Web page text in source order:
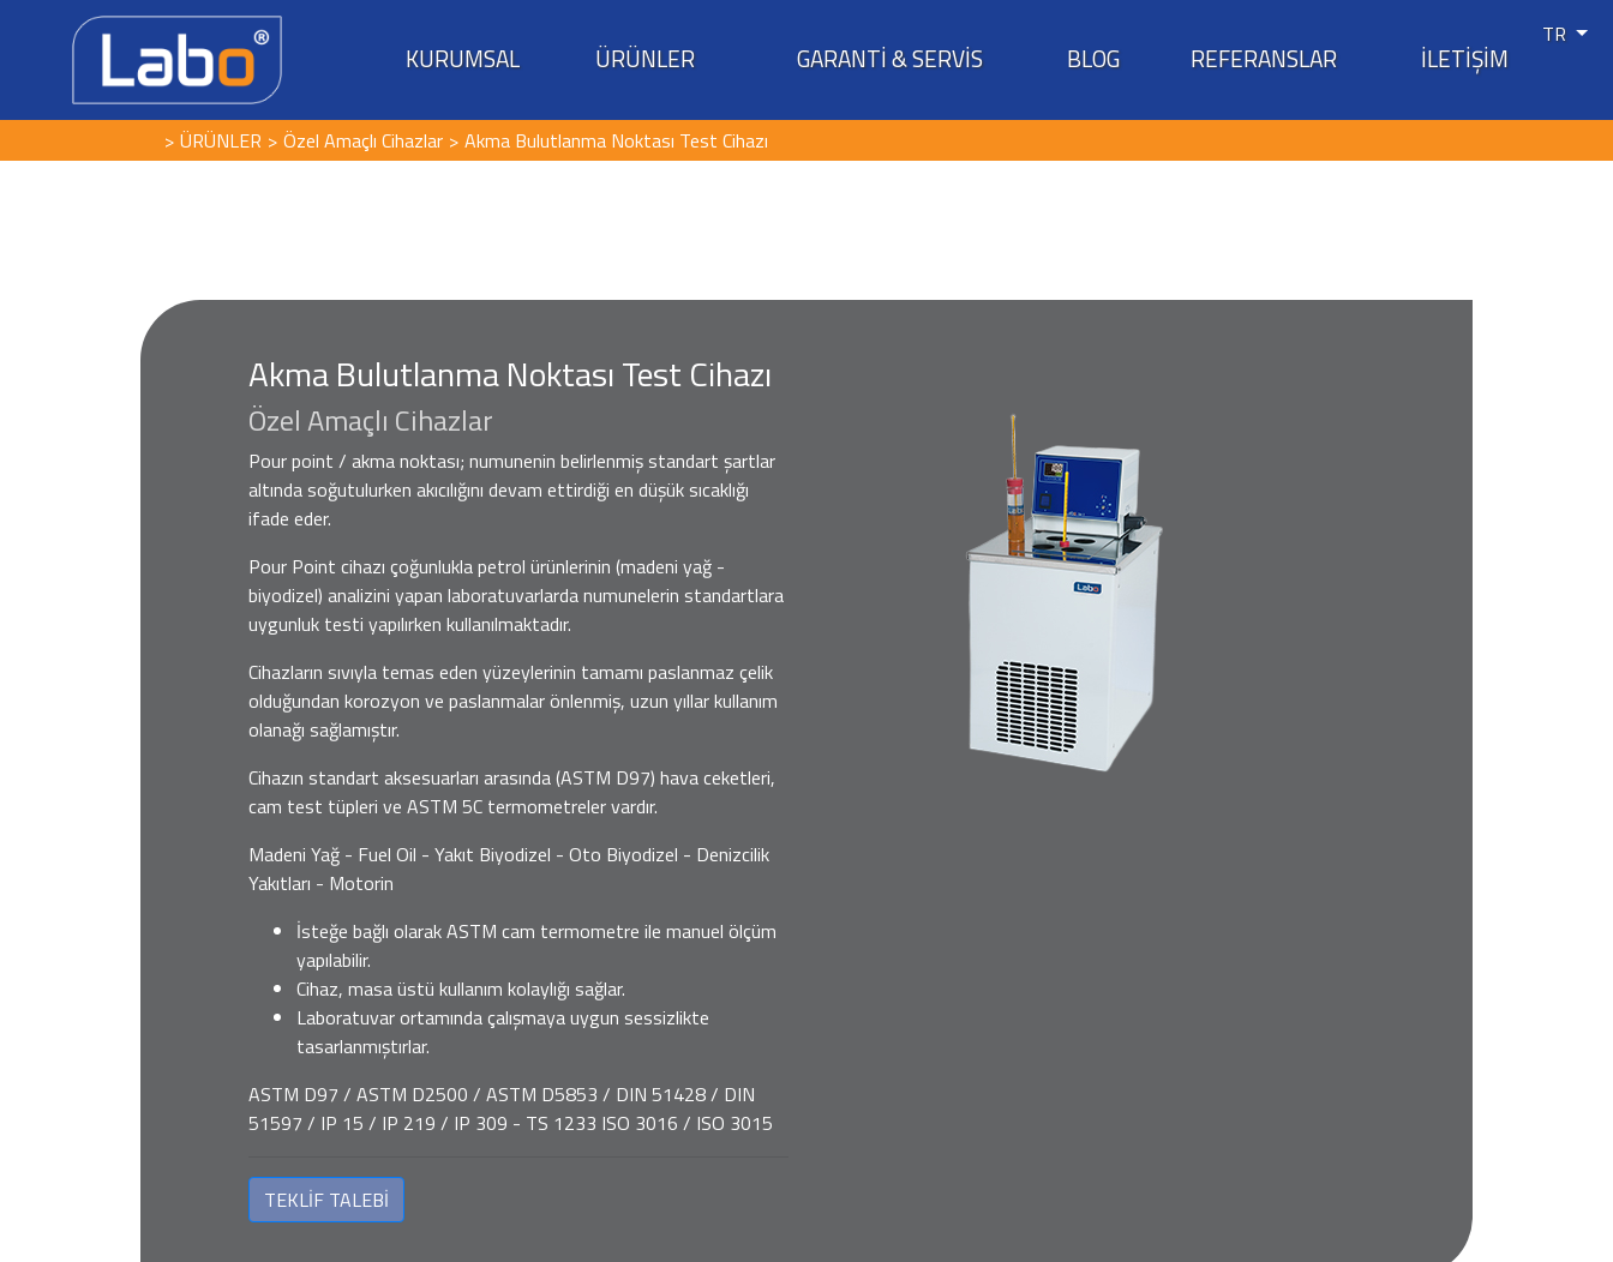
KURUMSAL ÜRÜNLER GARANTİ & SERVİS BLOG REFERANSLAR İLETİŞİM
TR
ÜRÜNLER Özel Amaçlı Cihazlar Akma Bulutlanma Noktası Test Cihazı
Akma Bulutlanma Noktası Test Cihazı
Özel Amaçlı Cihazlar
Pour point / akma noktası; numunenin belirlenmiş standart şartlar
altında soğutulurken akıcılığını devam ettirdiği en düşük sıcaklığı
ifade eder.
Pour Point cihazı çoğunlukla petrol ürünlerinin (madeni yağ -
biyodizel) analizini yapan laboratuvarlarda numunelerin standartlara
uygunluk testi yapılırken kullanılmaktadır.
Cihazların sıvıyla temas eden yüzeylerinin tamamı paslanmaz çelik
olduğundan korozyon ve paslanmalar önlenmiş, uzun yıllar kullanım
olanağı sağlamıştır.
Cihazın standart aksesuarları arasında (ASTM D97) hava ceketleri,
cam test tüpleri ve ASTM 5C termometreler vardır.
Madeni Yağ - Fuel Oil - Yakıt Biyodizel - Oto Biyodizel - Denizcilik
Yakıtları - Motorin
İsteğe bağlı olarak ASTM cam termometre ile manuel ölçüm
yapılabilir.
Cihaz, masa üstü kullanım kolaylığı sağlar.
Laboratuvar ortamında çalışmaya uygun sessizlikte
tasarlanmıştırlar.
ASTM D97 / ASTM D2500 / ASTM D5853 / DIN 51428 / DIN
51597 / IP 15 / IP 219 / IP 309 - TS 1233 ISO 3016 / ISO 3015
TEKLİF TALEBİ